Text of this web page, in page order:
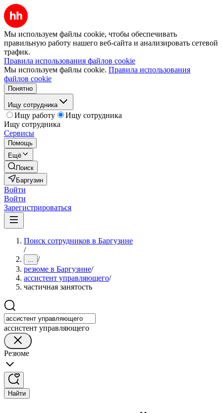
Мы используем файлы cookie, чтобы обеспечивать
правильную работу нашего веб-сайта и анализировать сетевой
трафик.
Правила использования файлов cookie
Мы используем файлы cookie. Правила использования
файлов cookie
Понятно
Ищу сотрудника
Ищу работу
Ищу сотрудника
Ищу сотрудника
Сервисы
Помощь
Ещё
Поиск
Баргузин
Войти
Войти
Зарегистрироваться
Поиск сотрудников в Баргузине
/
... /
резюме в Баргузине/
ассистент управляющего/
частичная занятость
ассистент управляющего
Резюме
Найти